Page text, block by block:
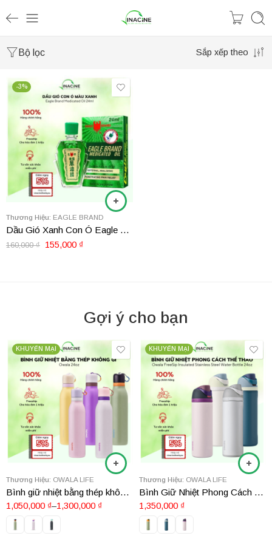
Bộ lọc Sắp xếp theo
-3%
Thương Hiệu: EAGLE BRAND
Dầu Gió Xanh Con Ó Eagle Brand Medicated Oil 24ml
160,000₫ 155,000 ₫
Gợi ý cho bạn
KHUYẾN MẠI
Thương Hiệu: OWALA LIFE
Bình giữ nhiệt bằng thép không gỉ Owala 24oz
1,050,000 ₫–1,300,000 ₫
KHUYẾN MẠI
Thương Hiệu: OWALA LIFE
Bình Giữ Nhiệt Phong Cách Thể Thao Owala FreeSip Insulated Stainless Steel Water Bottle 24oz
1,350,000 ₫